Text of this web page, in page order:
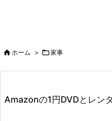
ホーム > 家事
Amazonの1円DVDとレン